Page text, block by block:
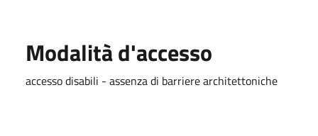
Modalità d'accesso
accesso disabili - assenza di barriere architettoniche